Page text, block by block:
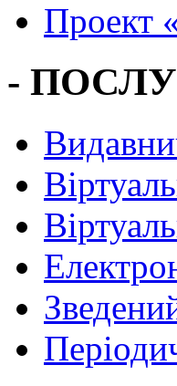
Проект
-